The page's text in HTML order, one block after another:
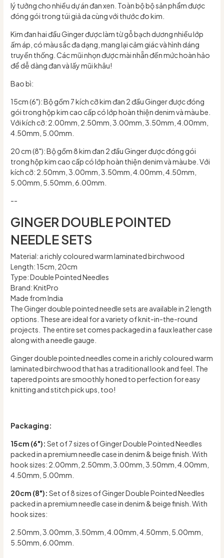
lý tưởng cho nhiều dự án đan xen. Toàn bộ bộ sản phẩm được
đóng gói trong túi giả da cùng với thước đo kim.
Kim đan hai đầu Ginger được làm từ gỗ bạch dương nhiều lớp
ấm áp, có màu sắc đa dạng, mang lại cảm giác và hình dáng
truyền thống. Các mũi nhọn được mài nhẵn đến mức hoàn hảo
để dễ dàng đan và lấy mũi khâu!
Bao bì:
15cm (6"): Bộ gồm 7 kích cỡ kim đan 2 đầu Ginger được đóng
gói trong hộp kim cao cấp có lớp hoàn thiện denim và màu be.
Với kích cỡ: 2.00mm, 2.50mm, 3.00mm, 3.50mm, 4.00mm,
4.50mm, 5.00mm.
20 cm (8"): Bộ gồm 8 kim đan 2 đầu Ginger được đóng gói
trong hộp kim cao cấp có lớp hoàn thiện denim và màu be. Với
kích cỡ: 2.50mm, 3.00mm, 3.50mm, 4.00mm, 4.50mm,
5.00mm, 5.50mm, 6.00mm.
--
GINGER DOUBLE POINTED
NEEDLE SETS
Material: a richly coloured warm laminated birchwood
Length: 15cm, 20cm
Type: Double Pointed Needles
Brand: KnitPro
Made from India
The Ginger double pointed needle sets are available in 2 length
options. These are ideal for a variety of knit-in-the-round
projects. The entire set comes packaged in a faux leather case
along with a needle gauge.
Ginger double pointed needles come in a richly coloured warm
laminated birchwood that has a traditional look and feel. The
tapered points are smoothly honed to perfection for easy
knitting and stitch pick ups, too!
Packaging:
15cm (6"): Set of 7 sizes of Ginger Double Pointed Needles
packed in a premium needle case in denim & beige finish. With
hook sizes: 2.00mm, 2.50mm, 3.00mm, 3.50mm, 4.00mm,
4.50mm, 5.00mm.
20cm (8"): Set of 8 sizes of Ginger Double Pointed Needles
packed in a premium needle case in denim & beige finish. With
hook sizes:
2.50mm, 3.00mm, 3.50mm, 4.00mm, 4.50mm, 5.00mm,
5.50mm, 6.00mm.